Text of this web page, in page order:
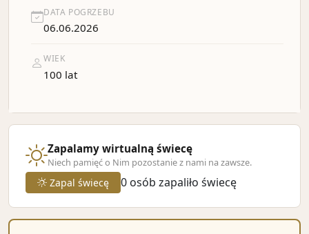
DATA POGRZEBU
06.06.2026
WIEK
100 lat
Zapalamy wirtualną świecę
Niech pamięć o Nim pozostanie z nami na zawsze.
Zapal świecę 0 osób zapaliło świecę